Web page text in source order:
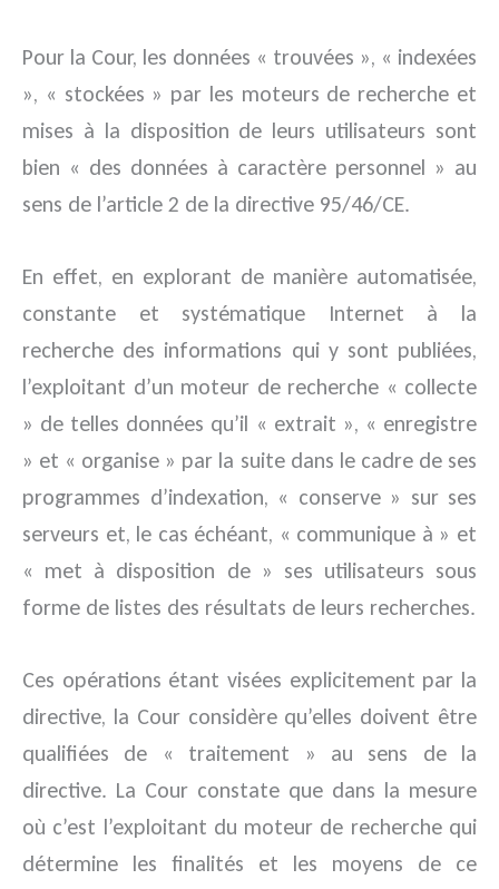
Pour la Cour, les données « trouvées », « indexées
», « stockées » par les moteurs de recherche et
mises à la disposition de leurs utilisateurs sont
bien « des données à caractère personnel » au
sens de l’article 2 de la directive 95/46/CE.
En effet, en explorant de manière automatisée,
constante et systématique Internet à la
recherche des informations qui y sont publiées,
l’exploitant d’un moteur de recherche « collecte
» de telles données qu’il « extrait », « enregistre
» et « organise » par la suite dans le cadre de ses
programmes d’indexation, « conserve » sur ses
serveurs et, le cas échéant, « communique à » et
« met à disposition de » ses utilisateurs sous
forme de listes des résultats de leurs recherches.
Ces opérations étant visées explicitement par la
directive, la Cour considère qu’elles doivent être
qualifiées de « traitement » au sens de la
directive. La Cour constate que dans la mesure
où c’est l’exploitant du moteur de recherche qui
détermine les finalités et les moyens de ce